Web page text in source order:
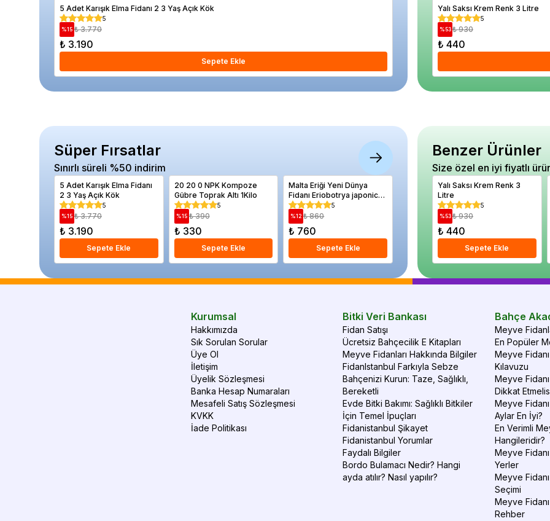
5 Adet Karışık Elma Fidanı 2 3 Yaş Açık Kök
5
%15 ₺ 3.770
₺ 3.190
Sepete Ekle
20 20 0 NPK Kompoze Gübre Toprak Altı
5
Yalı Saksı Krem Renk 3 Litre
5
% 53 ₺ 930
₺ 440
Süper Fırsatlar
Sınırlı süreli %50 indirim
5 Adet Karışık Elma Fidanı
2 3 Yaş Açık Kök
5
%15 ₺ 3.770
₺ 3.190
Sepete Ekle
20 20 0 NPK Kompoze
Gübre Toprak Altı 1Kilo
5
%15 ₺ 390
₺ 330
Sepete Ekle
Malta Eriği Yeni Dünya
Fidanı Eriobotrya japonica
60 80 cm Saksıda
5
%12 ₺ 860
₺ 760
Sepete Ekle
Mor Balon Çiçeği Tohumu
Campanula gramandiflora
5
Sepete Ekle
Fındık
Yağlısı
Benzer Ürünler
Size özel en iyi fiyatlı
Yalı Saksı Krem Renk 3
Litre
5
% 53 ₺ 930
₺ 440
Sepete Ekle
Kurumsal
Hakkımızda
Sık Sorulan Sorular
Üye Ol
İletişim
Üyelik Sözleşmesi
Banka Hesap Numaraları
Mesafeli Satış Sözleşmesi
KVKK
İade Politikası
Bitki Veri Bankası
Fidan Satışı
Ücretsiz Bahçecilik E Kitapları
Meyve Fidanları Hakkında Bilgiler
FidanIstanbul Farkıyla Sebze
Bahçenizi Kurun: Taze, Sağlıklı,
Bereketli
Evde Bitki Bakımı: Sağlıklı Bitkiler
İçin Temel İpuçları
Fidanistanbul Şikayet
Fidanistanbul Yorumlar
Faydalı Bilgiler
Bordo Bulamacı Nedir? Hangi
ayda atılır? Nasıl yapılır?
Bahçe
Meyve
En Popüler
Meyve
Kılavuzu
Meyve
Dikkat
Meyve
Aylar En İyi?
En Verimli
Hangileridir?
Meyve
Yerler
Meyve
Seçimi
Meyve Fidanı
Rehber